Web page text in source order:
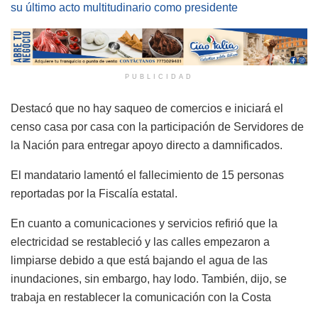
su último acto multitudinario como presidente
PUBLICIDAD
Destacó que no hay saqueo de comercios e iniciará el
censo casa por casa con la participación de Servidores de
la Nación para entregar apoyo directo a damnificados.
El mandatario lamentó el fallecimiento de 15 personas
reportadas por la Fiscalía estatal.
En cuanto a comunicaciones y servicios refirió que la
electricidad se restableció y las calles empezaron a
limpiarse debido a que está bajando el agua de las
inundaciones, sin embargo, hay lodo. También, dijo, se
trabaja en restablecer la comunicación con la Costa